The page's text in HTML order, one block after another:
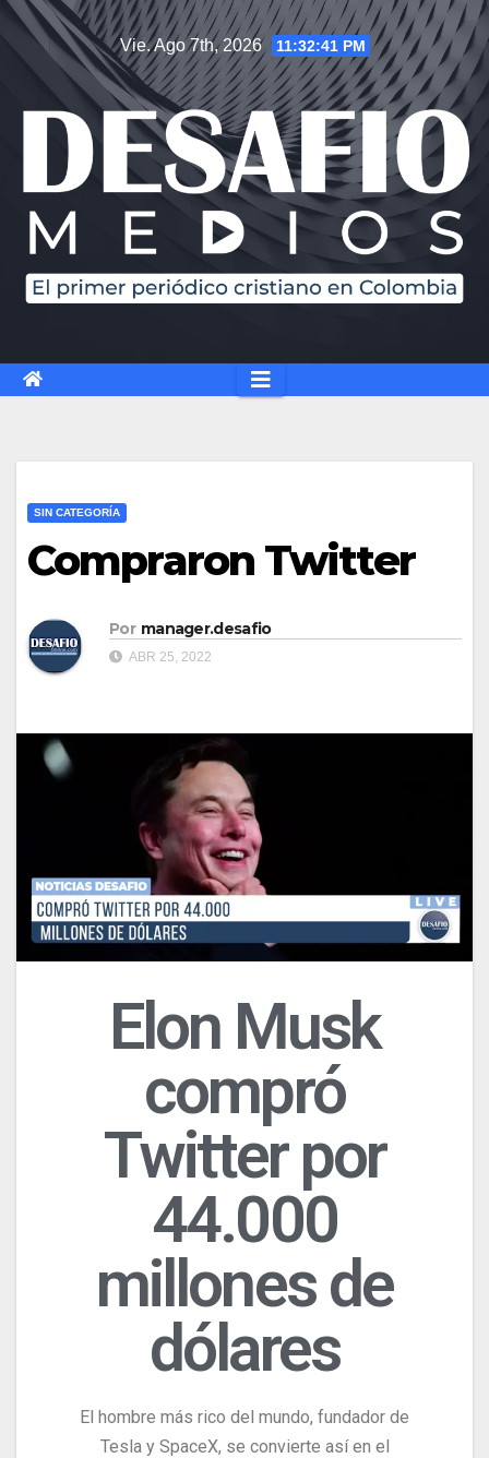
Vie. Ago 7th, 2026 11:32:42 PM
SIN CATEGORÍA
Compraron Twitter
Por manager.desafio
ABR 25, 2022
Elon Musk
compró
Twitter por
44.000
millones de
dólares
El hombre más rico del mundo, fundador de
Tesla y SpaceX, se convierte así en el